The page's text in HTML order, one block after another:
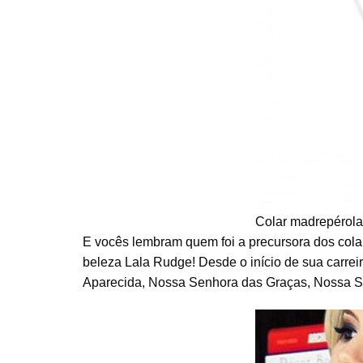
Colar
E vocês lembram quem foi a precursora dos
beleza Lala Rudge! Desde o início de sua
Aparecida, Nossa Senhora das Graças, Nossa